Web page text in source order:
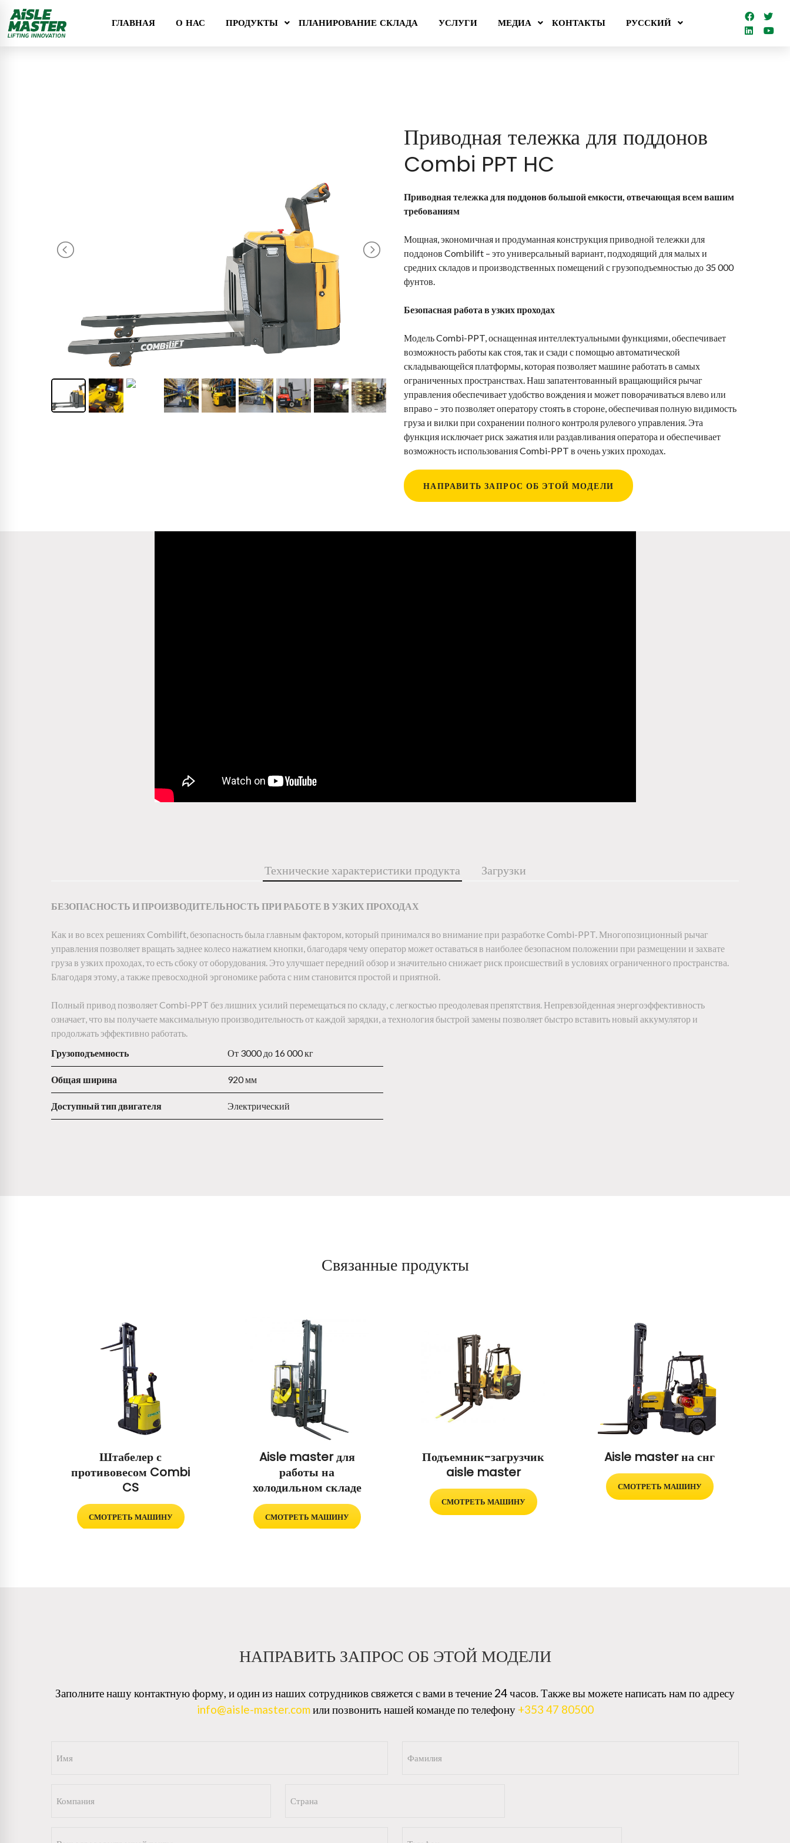
ГЛАВНАЯ О НАС ПРОДУКТЫ ПЛАНИРОВАНИЕ СКЛАДА УСЛУГИ МЕДИА КОНТАКТЫ РУССКИЙ
Приводная тележка для поддонов
Combi PPT HC
Приводная тележка для поддонов большой емкости, отвечающая всем вашим
требованиям
Мощная, экономичная и продуманная конструкция приводной тележки для
поддонов Combilift – это универсальный вариант, подходящий для малых и
средних складов и производственных помещений с грузоподъемностью до 35 000
фунтов.
Безопасная работа в узких проходах
Модель Combi-PPT, оснащенная интеллектуальными функциями, обеспечивает
возможность работы как стоя, так и сзади с помощью автоматической
складывающейся платформы, которая позволяет машине работать в самых
ограниченных пространствах. Наш запатентованный вращающийся рычаг
управления обеспечивает удобство вождения и может поворачиваться влево или
вправо – это позволяет оператору стоять в стороне, обеспечивая полную видимость
груза и вилки при сохранении полного контроля рулевого управления. Эта
функция исключает риск зажатия или раздавливания оператора и обеспечивает
возможность использования Combi-PPT в очень узких проходах.
НАПРАВИТЬ ЗАПРОС ОБ ЭТОЙ МОДЕЛИ
Технические характеристики продукта Загрузки
БЕЗОПАСНОСТЬ И ПРОИЗВОДИТЕЛЬНОСТЬ ПРИ РАБОТЕ В УЗКИХ ПРОХОДАХ
Как и во всех решениях Combilift, безопасность была главным фактором, который принимался во внимание при разработке Combi-PPT. Многопозиционный рычаг
управления позволяет вращать заднее колесо нажатием кнопки, благодаря чему оператор может оставаться в наиболее безопасном положении при размещении и захвате
груза в узких проходах, то есть сбоку от оборудования. Это улучшает передний обзор и значительно снижает риск происшествий в условиях ограниченного пространства.
Благодаря этому, а также превосходной эргономике работа с ним становится простой и приятной.
Полный привод позволяет Combi-PPT без лишних усилий перемещаться по складу, с легкостью преодолевая препятствия. Непревзойденная энергоэффективность
означает, что вы получаете максимальную производительность от каждой зарядки, а технология быстрой замены позволяет быстро вставить новый аккумулятор и
продолжать эффективно работать.
Грузоподъемность
От 3000 до 16 000 кг
Общая ширина 920 мм
Доступный тип двигателя Электрический
Связанные продукты
Штабелер с
противовесом Combi
CS
СМОТРЕТЬ МАШИНУ
Aisle master для
работы на
холодильном складе
СМОТРЕТЬ МАШИНУ
Подъемник-загрузчик
aisle master
СМОТРЕТЬ МАШИНУ
Aisle master на снг
СМОТРЕТЬ МАШИНУ
НАПРАВИТЬ ЗАПРОС ОБ ЭТОЙ МОДЕЛИ
Заполните нашу контактную форму, и один из наших сотрудников свяжется с вами в течение 24 часов. Также вы можете написать нам по адресу
info@aisle-master.comили позвонить нашей команде по телефону +353 47 80500
(Обязательно) (Обязательно)
(Обязательно)